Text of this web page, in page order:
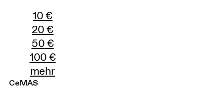
10€
20€
50€
100€
mehr
CeMAS